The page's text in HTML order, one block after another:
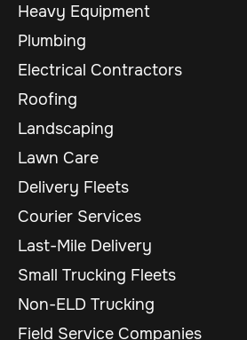
Heavy Equipment
Plumbing
Electrical Contractors
Roofing
Landscaping
Lawn Care
Delivery Fleets
Courier Services
Last-Mile Delivery
Small Trucking Fleets
Non-ELD Trucking
Field Service Companies